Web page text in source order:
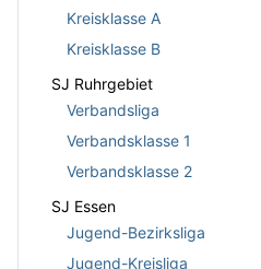
Kreisklasse A
Kreisklasse B
SJ Ruhrgebiet
Verbandsliga
Verbandsklasse 1
Verbandsklasse 2
SJ Essen
Jugend-Bezirksliga
Jugend-Kreisliga